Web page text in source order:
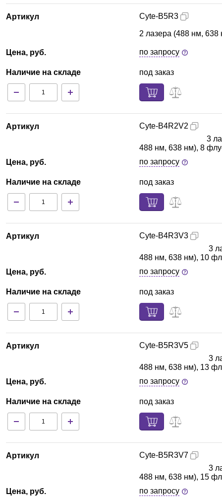
Артикул
Цена, руб.
Наличие на складе
Cyte-B5R3
2 лазера (488 нм, 638
по запросу
под заказ
Артикул
Цена, руб.
Наличие на складе
Cyte-B4R2V2
3
488 нм, 638 нм), 8
по запросу
под заказ
Артикул
Цена, руб.
Наличие на складе
Cyte-B4R3V3
3
488 нм, 638 нм), 10
по запросу
под заказ
Артикул
Цена, руб.
Наличие на складе
Cyte-B5R3V5
3
488 нм, 638 нм), 13
по запросу
под заказ
Артикул
Цена, руб.
Cyte-B5R3V7
3
488 нм, 638 нм), 15
по запросу